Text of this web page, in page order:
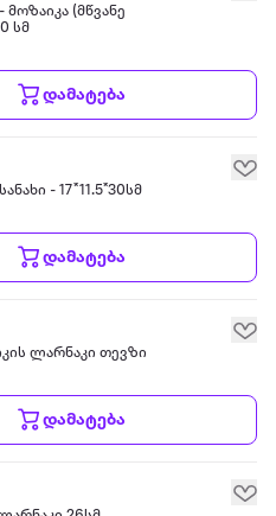
(მწვანე
სმ
დამატება
- 17*11.5*30სმ
დამატება
ლარნაკი თევზი
დამატება